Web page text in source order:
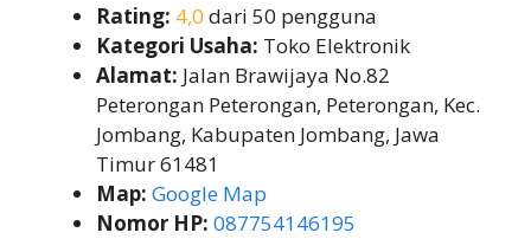
Rating: 4,0 dari 50 pengguna
Kategori Usaha: Toko Elektronik
Alamat: Jalan Brawijaya No.82
Peterongan Peterongan, Peterongan, Kec.
Jombang, Kabupaten Jombang, Jawa
Timur 61481
Map: Google Map
Nomor HP: 087754146195